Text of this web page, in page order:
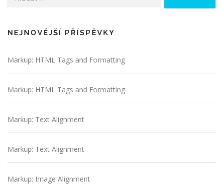
NEJNOVĚJŠÍ PŘÍSPĚVKY
Markup: HTML Tags and Formatting
Markup: HTML Tags and Formatting
Markup: Text Alignment
Markup: Text Alignment
Markup: Image Alignment